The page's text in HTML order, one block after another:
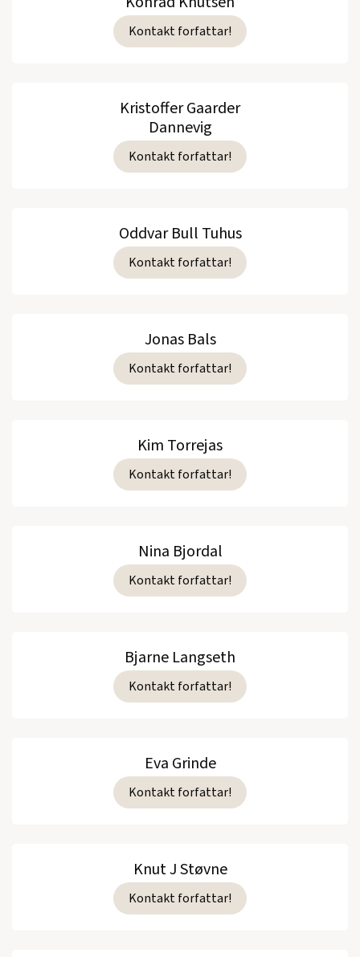
Kontakt forfattar!
Kristoffer Gaarder
Dannevig
Kontakt forfattar!
Oddvar Bull Tuhus
Kontakt forfattar!
Jonas Bals
Kontakt forfattar!
Kim Torrejas
Kontakt forfattar!
Nina Bjordal
Kontakt forfattar!
Bjarne Langseth
Kontakt forfattar!
Eva Grinde
Kontakt forfattar!
Knut J Støvne
Kontakt forfattar!